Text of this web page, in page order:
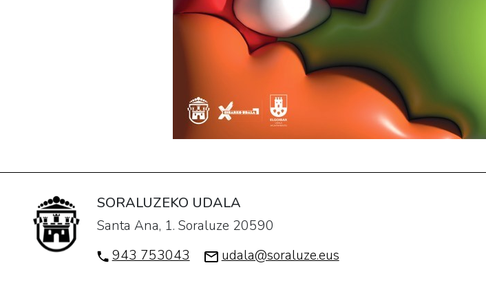
SORALUZEKO UDALA
Santa Ana, 1. Soraluze 20590
943 753043
udala@soraluze.eus